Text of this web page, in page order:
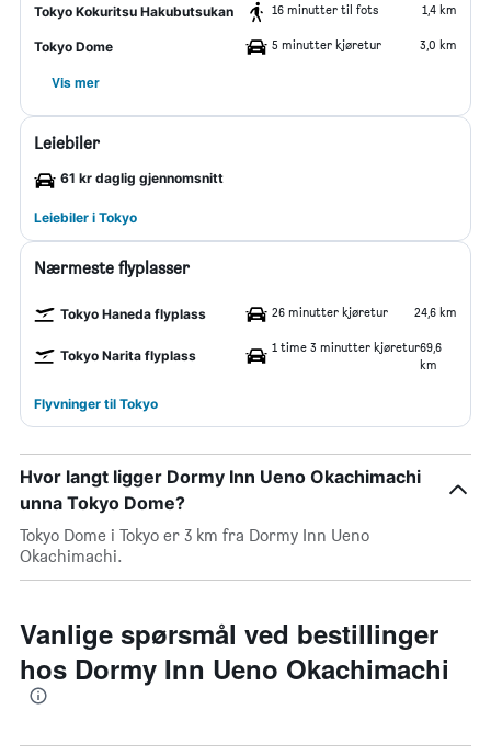
Tokyo Kokuritsu Hakubutsukan 16 minutter til fots 1,4 km
Tokyo Dome 5 minutter kjøretur 3,0 km
Vis mer
Leiebiler
61 kr daglig gjennomsnitt
Leiebiler i Tokyo
Nærmeste flyplasser
Tokyo Haneda flyplass 26 minutter kjøretur 24,6 km
Tokyo Narita flyplass
1 time 3 minutter kjøretur69,6
km
Flyvninger til Tokyo
Hvor langt ligger Dormy Inn Ueno Okachimachi
unna Tokyo Dome?
Tokyo Dome i Tokyo er 3 km fra Dormy Inn Ueno
Okachimachi.
Vanlige spørsmål ved bestillinger
hos Dormy Inn Ueno Okachimachi